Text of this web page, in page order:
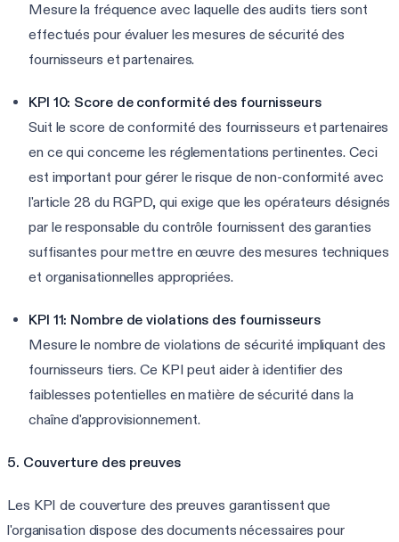
Mesure la fréquence avec laquelle des audits tiers sont
effectués pour évaluer les mesures de sécurité des
fournisseurs et partenaires.
KPI 10: Score de conformité des fournisseurs
Suit le score de conformité des fournisseurs et partenaires
en ce qui concerne les réglementations pertinentes. Ceci
est important pour gérer le risque de non-conformité avec
l'article 28 du RGPD, qui exige que les opérateurs désignés
par le responsable du contrôle fournissent des garanties
suffisantes pour mettre en œuvre des mesures techniques
et organisationnelles appropriées.
KPI 11: Nombre de violations des fournisseurs
Mesure le nombre de violations de sécurité impliquant des
fournisseurs tiers. Ce KPI peut aider à identifier des
faiblesses potentielles en matière de sécurité dans la
chaîne d'approvisionnement.
5. Couverture des preuves
Les KPI de couverture des preuves garantissent que
l'organisation dispose des documents nécessaires pour